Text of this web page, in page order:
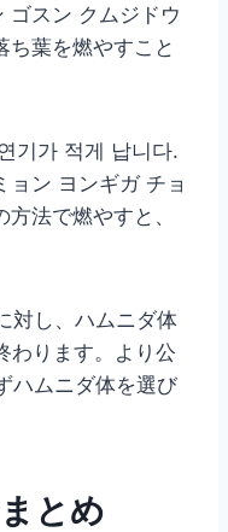
ゴスン クムジドウ
ち葉を燃やすこと
기가 적게 납니다.
ョン ヨンギガ チョ
方法で燃やすと、
対し、ハムニダ体
わります。より公
ハムニダ体を選び
とめ